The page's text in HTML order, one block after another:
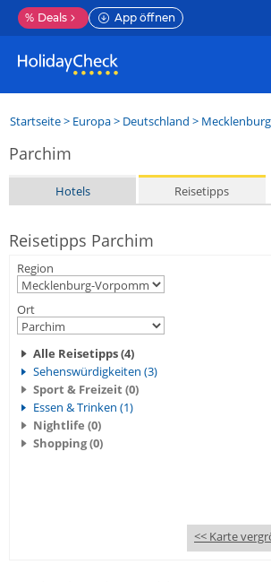
% Deals App öffnen
Startseite> Europa> Deutschland >
Parchim
Hotels Reisetipps
Reisetipps Parchim
Region
Ort
Alle Reisetipps (4)
Sehenswürdigkeiten (3)
Sport & Freizeit (0)
Essen & Trinken (1)
Nightlife (0)
Shopping (0)
<< Karte